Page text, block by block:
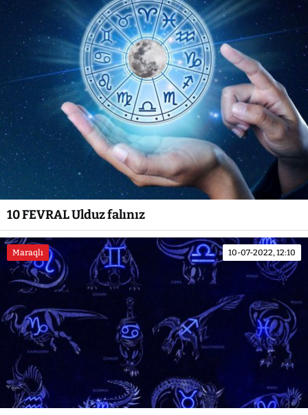
10 FEVRAL Ulduz falınız
Maraqlı 10-07-2022, 12:10